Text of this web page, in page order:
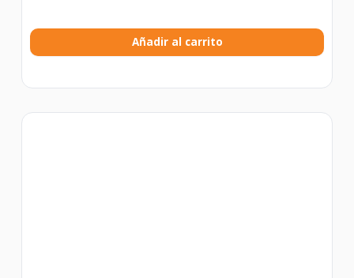
Añadir al carrito